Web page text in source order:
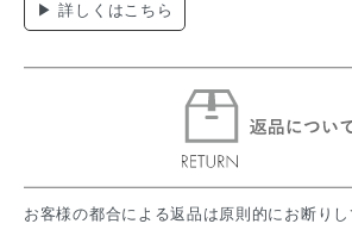
▶ 詳しくはこちら
お客様の都合による返品は原則的にお断りし